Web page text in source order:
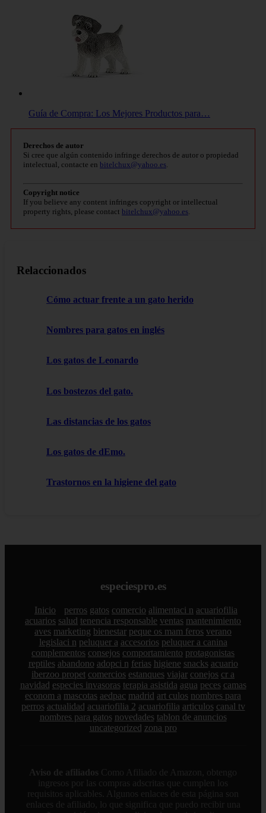
Guía de Compra: Los Mejores Productos para…
Derechos de autor
Si cree que algún contenido infringe derechos de autor o propiedad
intelectual, contacte en bitelchux@yahoo.es.
Copyright notice
If you believe any content infringes copyright or intellectual
property rights, please contact bitelchux@yahoo.es.
Relaccionados
Cómo actuar frente a un gato herido
Nombres para gatos en inglés
Los gatos de Leonardo
Los bostezos del gato.
Las distancias de los gatos
Los gatos de dEmo.
Trastornos en la higiene del gato
especiespro.es
Inicio perros gatos comercio alimentaci n acuariofilia
acuarios salud tenencia responsable ventas mantenimiento
aves marketing bienestar peque os mam feros verano
legislaci n peluquer a accesorios peluquer a canina
complementos consejos comportamiento protagonistas
reptiles abandono adopci n ferias higiene snacks acuario
iberzoo propet comercios estanques viajar conejos cr a
navidad especies invasoras terapia asistida agua peces camas
econom a mascotas aedpac madrid art culos nombres para
perros actualidad acuariofilia 2 acuariofilia articulos canal tv
nombres para gatos novedades tablon de anuncios
uncategorized zona pro
Aviso de afiliados Como Afiliado de Amazon, obtengo
ingresos por las compras adscritas que cumplen los
requisitos aplicables. Algunos enlaces de esta página son
enlaces de afiliado, lo que significa que puedo recibir una